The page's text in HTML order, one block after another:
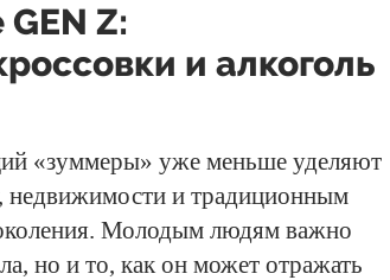
Z:
и алкоголь
«зуммеры» уже меньше уделяют
и традиционным
Молодым людям важно
но и то, как он может отражать